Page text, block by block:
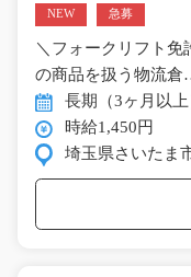
NEW 急募
＼フォークリフト免
の商品を扱う物流
長期（3ヶ月以上
時給1,450円
埼玉県さいたま